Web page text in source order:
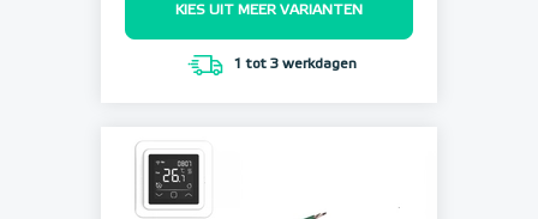
KIES UIT MEER VARIANTEN
1 tot 3 werkdagen